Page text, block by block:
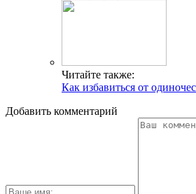
Читайте также:
Как избавиться от
Добавить комментарий